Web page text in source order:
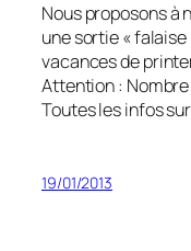
Nous proposons à
une sortie «
vacances de
Attention :
Toutes les infos
19/01/2013